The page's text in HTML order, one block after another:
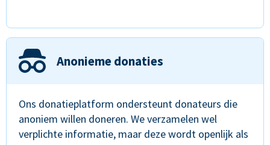
Anonieme donaties
Ons donatieplatform ondersteunt donateurs die
anoniem willen doneren. We verzamelen wel
verplichte informatie, maar deze wordt openlijk als